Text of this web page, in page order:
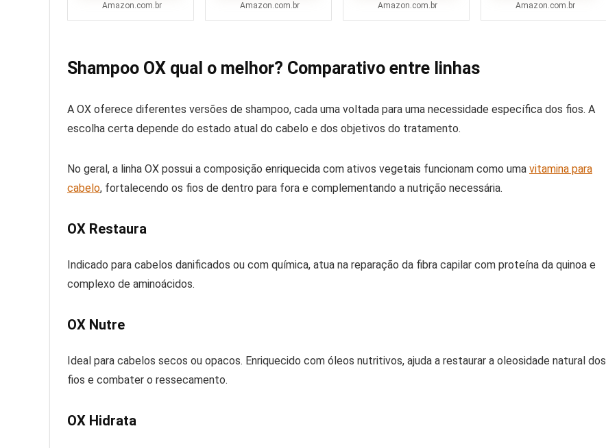
Amazon.com.br Amazon.com.br Amazon.com.br Amazon.com.br
Shampoo OX qual o melhor? Comparativo entre linhas
A OX oferece diferentes versões de shampoo, cada uma voltada para uma necessidade específica dos fios. A
escolha certa depende do estado atual do cabelo e dos objetivos do tratamento.
No geral, a linha OX possui a composição enriquecida com ativos vegetais funcionam como uma vitamina para
cabelo, fortalecendo os fios de dentro para fora e complementando a nutrição necessária.
OX Restaura
Indicado para cabelos danificados ou com química, atua na reparação da fibra capilar com proteína da quinoa e
complexo de aminoácidos.
OX Nutre
Ideal para cabelos secos ou opacos. Enriquecido com óleos nutritivos, ajuda a restaurar a oleosidade natural dos
fios e combater o ressecamento.
OX Hidrata